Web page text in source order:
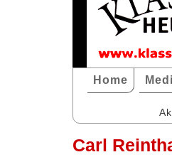
Home
Carl